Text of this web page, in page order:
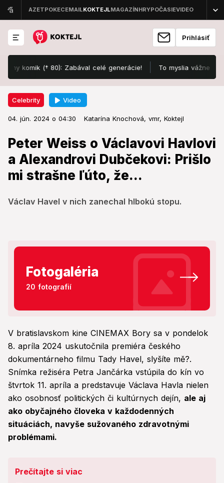
Prihlásiť
(† 80): Zabával celé generácie! To myslia vážne?!
Celebrity Video
04. jún. 2024 o 04:30 Katarína Knochová, vmr, Koktejl
Peter Weiss o Václavovi Havlovi
a Alexandrovi Dubčekovi: Prišlo
mi strašne ľúto, že...
Václav Havel v nich zanechal hlbokú stopu.
Celebrity 04. jún. 2024 o 04:30
Peter Weiss o Václavovi Havlovi a
Alexandrovi Dubčekovi: Prišlo mi
strašne ľúto, že...
Václav Havel v nich zanechal hlbokú stopu.
Fotogaléria
20 fotografií
V bratislavskom kine CINEMAX Bory sa v pondelok
8. apríla 2024 uskutočnila premiéra českého
dokumentárneho filmu Tady Havel, slyšíte mě?.
Snímka režiséra Petra Jančárka vstúpila do kín vo
štvrtok 11. apríla a predstavuje Václava Havla nielen
ako osobnosť politických či kultúrnych dejín, ale aj
ako obyčajného človeka v každodenných
situáciách, navyše sužovaného zdravotnými
problémami.
Prečítajte si viac